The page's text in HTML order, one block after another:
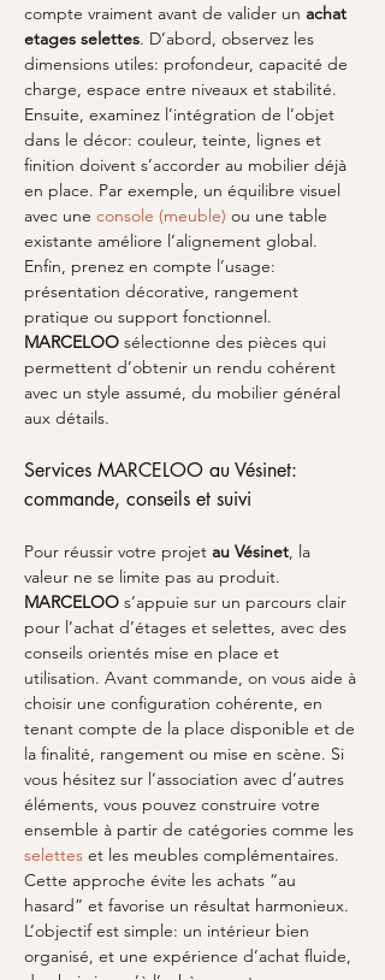
compte vraiment avant de valider un achat
etages selettes. D’abord, observez les
dimensions utiles: profondeur, capacité de
charge, espace entre niveaux et stabilité.
Ensuite, examinez l’intégration de l’objet
dans le décor: couleur, teinte, lignes et
finition doivent s’accorder au mobilier déjà
en place. Par exemple, un équilibre visuel
avec une console (meuble) ou une table
existante améliore l’alignement global.
Enfin, prenez en compte l’usage:
présentation décorative, rangement
pratique ou support fonctionnel.
MARCELOO sélectionne des pièces qui
permettent d’obtenir un rendu cohérent
avec un style assumé, du mobilier général
aux détails.
Services MARCELOO au Vésinet:
commande, conseils et suivi
Pour réussir votre projet au Vésinet, la
valeur ne se limite pas au produit.
MARCELOO s’appuie sur un parcours clair
pour l’achat d’étages et selettes, avec des
conseils orientés mise en place et
utilisation. Avant commande, on vous aide à
choisir une configuration cohérente, en
tenant compte de la place disponible et de
la finalité, rangement ou mise en scène. Si
vous hésitez sur l’association avec d’autres
éléments, vous pouvez construire votre
ensemble à partir de catégories comme les
selettes et les meubles complémentaires.
Cette approche évite les achats “au
hasard” et favorise un résultat harmonieux.
L’objectif est simple: un intérieur bien
organisé, et une expérience d’achat fluide,